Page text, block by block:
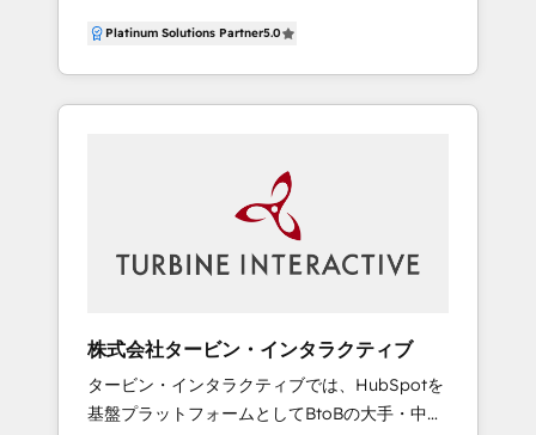
ア事業・会員サービスなどのHubSpot基盤での
通貫で設計・実行します。 ②オンライン・オフ
ラインのデータ統合による顧客理解の基盤構築
インデータをHubSpot CRMに統合します。 AI
を活用してデータの補完・分析を行い、自社に
とって重要な顧客を可視化。 より質の高い顧客
コミュニケーションと施策を実行するための、
携によるパーソナライズされた顧客体験
HubSpot CRMの顧客データとWebサイト・会
員システムを高度に連携させ、一人ひとりの課
題や状況に応じたコンテンツを最適なタイミン
み】 ①高い専門性でデジタル×データ活用を支
援 担当社員全員がHubSpot認定資格を保有。よ
り専門的な知識、効果的な活用方法でHubSpot
できるだけコストを抑えながら、必要な領域に
絞り、弊社の専門性で仕組化する事でお客様の
課題解決を実現。 ③伴走支援でお客様をサポー
てもすぐにサポートできる体制を構築。 【事
業】 ①デジタル活用支援 セールス・マーケティ
ング領域におけるHubSpot導入から運用まで、
Platinum Solutions Partner5.0
株式会社タービン・インタラクティブ
タービン・インタラクティブでは、HubSpotを
基盤プラットフォームとしてBtoBの大手・中堅